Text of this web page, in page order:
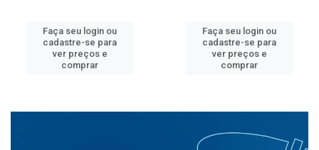
Faça seu login ou
cadastre-se para
ver preços e
comprar
Faça seu login ou
cadastre-se para
ver preços e
comprar